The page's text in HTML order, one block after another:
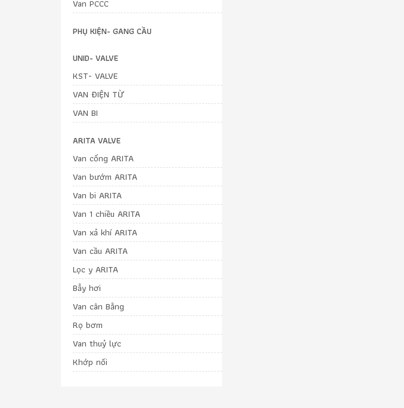
Van PCCC
PHỤ KIỆN- GANG CẦU
UNID- VALVE
KST- VALVE
VAN ĐIỆN TỪ
VAN BI
ARITA VALVE
Van cổng ARITA
Van bướm ARITA
Van bi ARITA
Van 1 chiều ARITA
Van xả khí ARITA
Van cầu ARITA
Lọc y ARITA
Bẫy hơi
Van cân Bằng
Rọ bơm
Van thuỷ lực
Khớp nối